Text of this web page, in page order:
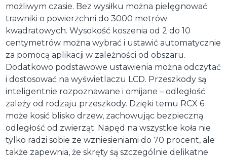
możliwym czasie. Bez wysiłku można pielęgnować
trawniki o powierzchni do 3000 metrów
kwadratowych. Wysokość koszenia od 2 do 10
centymetrów można wybrać i ustawić automatycznie
za pomocą aplikacji w zależności od obszaru.
Dodatkowo podstawowe ustawienia można odczytać
i dostosować na wyświetlaczu LCD. Przeszkody są
inteligentnie rozpoznawane i omijane – odległość
zależy od rodzaju przeszkody. Dzięki temu RCX 6
może kosić blisko drzew, zachowując bezpieczną
odległość od zwierząt. Napęd na wszystkie koła nie
tylko radzi sobie ze wzniesieniami do 70 procent, ale
także zapewnia, że ​​skręty są szczególnie delikatne